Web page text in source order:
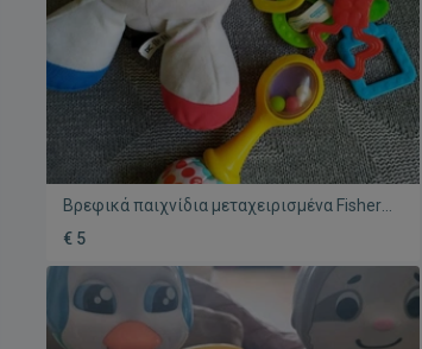
Βρεφικά παιχνίδια μεταχειρισμένα Fisher
Price και Clementoni
€ 5